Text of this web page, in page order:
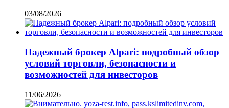
03/08/2026
Надежный брокер Alpari: подробный обзор
условий торговли, безопасности и
возможностей для инвесторов
11/06/2026